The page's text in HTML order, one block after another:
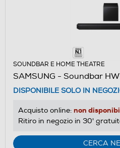
SOUNDBAR E HOME THEATRE
SAMSUNG - Soundbar
DISPONIBILE SOLO IN
Acquisto online: non
Ritiro in negozio in 30'
CERCA